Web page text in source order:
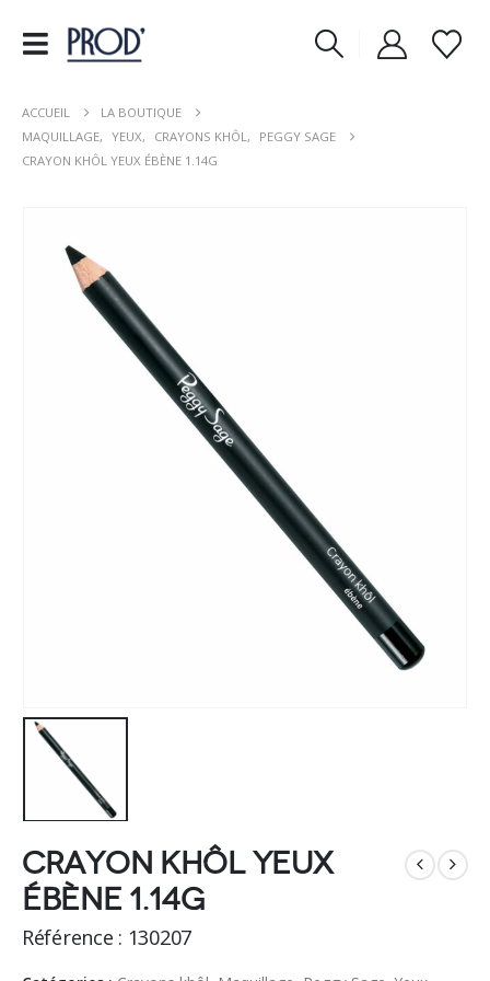
ACCUEIL
LA BOUTIQUE
MAQUILLAGE, YEUX, CRAYONS KHÔL,
PEGGY SAGE
CRAYON KHÔL YEUX ÉBÈNE 1.14G
Crayon khôl yeux
ébène 1.14g
Référence : 130207